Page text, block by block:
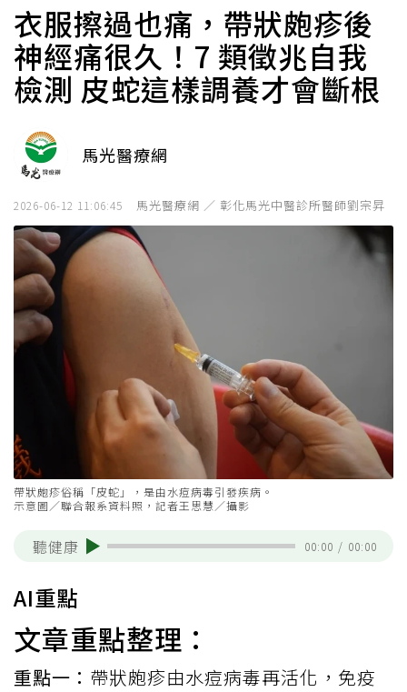
衣服擦過也痛，帶狀皰疹後
神經痛很久！7 類徵兆自我
檢測 皮蛇這樣調養才會斷根
馬光醫療網
2026-06-12 11:06:45 馬光醫療網 ／ 彰化馬光中醫診所醫師劉宗昇
帶狀皰疹俗稱「皮蛇」，是由水痘病毒引發疾病。
示意圖／聯合報系資料照，記者王思慧／攝影
聽健康 00:00 / 00:00
AI重點
文章重點整理：
重點一： 帶狀皰疹由水痘病毒再活化，免疫